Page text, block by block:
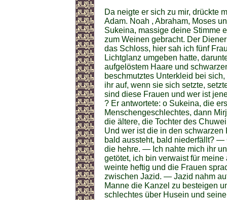
Da neigte er sich zu mir, drückte
Adam. Noah , Abraham, Moses
Sukeina, massige deine Stimme
zum Weinen gebracht. Der
das Schloss, hier sah ich fünf
Lichtglanz umgeben hatte,
aufgelöstem Haare und
beschmutztes Unterkleid bei
ihr auf, wenn sie sich setzte,
sind diese Frauen und wer ist
? Er antwortete: o Sukeina, die
Menschengeschlechtes, dann
die ältere, die Tochter des
Und wer ist die in den
bald aussteht, bald niederfällt? —
die hehre. — Ich nahte mich ihr
getötet, ich bin verwaist für
weinte heftig und die Frauen
zwischen Jazid. — Jazid nahm
Manne die Kanzel zu besteigen
schlechtes über Husein und